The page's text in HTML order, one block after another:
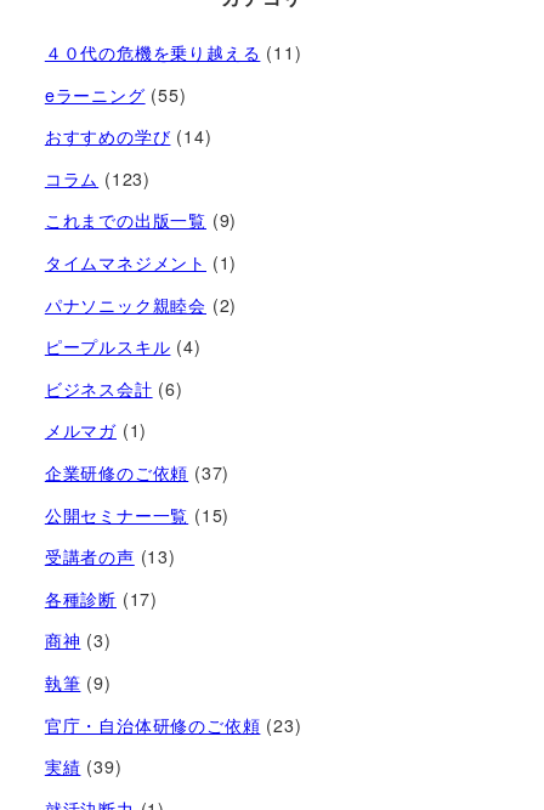
４０代の危機を乗り越える (11)
eラーニング (55)
おすすめの学び (14)
コラム (123)
これまでの出版一覧 (9)
タイムマネジメント (1)
パナソニック親睦会 (2)
ピープルスキル (4)
ビジネス会計 (6)
メルマガ (1)
企業研修のご依頼 (37)
公開セミナー一覧 (15)
受講者の声 (13)
各種診断 (17)
商神 (3)
執筆 (9)
官庁・自治体研修のご依頼 (23)
実績 (39)